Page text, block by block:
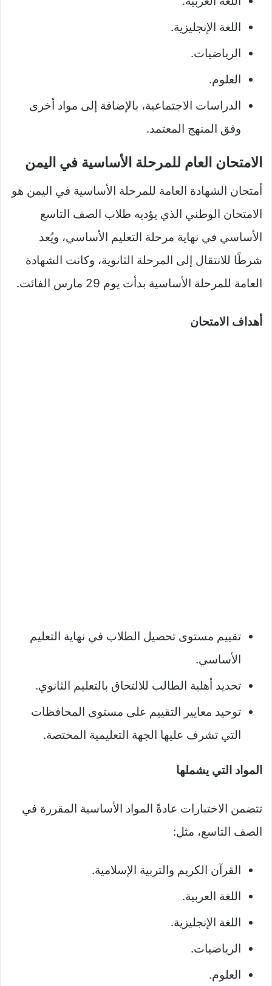
اللغة الإنجليزية.
الرياضيات.
العلوم.
الدراسات الاجتماعية، بالإضافة إلى مواد أخرى
وفق المنهج المعتمد.
الامتحان العام للمرحلة الأساسية في اليمن
أمتحان الشهادة العامة للمرحلة الأساسية في اليمن هو
الامتحان الوطني الذي يؤديه طلاب الصف التاسع
الأساسي في نهاية مرحلة التعليم الأساسي، ويُعد
شرطًا للانتقال إلى المرحلة الثانوية، وكانت الشهادة
العامة للمرحلة الأساسية بدأت يوم 29 مارس الفائت.
أهداف الامتحان
تقييم مستوى تحصيل الطلاب في نهاية التعليم
الأساسي.
تحديد أهلية الطالب للالتحاق بالتعليم الثانوي.
توحيد معايير التقييم على مستوى المحافظات
التي تشرف عليها الجهة التعليمية المختصة.
المواد التي يشملها
تتضمن الاختبارات عادةً المواد الأساسية المقررة في
الصف التاسع، مثل:
القرآن الكريم والتربية الإسلامية.
اللغة العربية.
اللغة الإنجليزية.
الرياضيات.
العلوم.